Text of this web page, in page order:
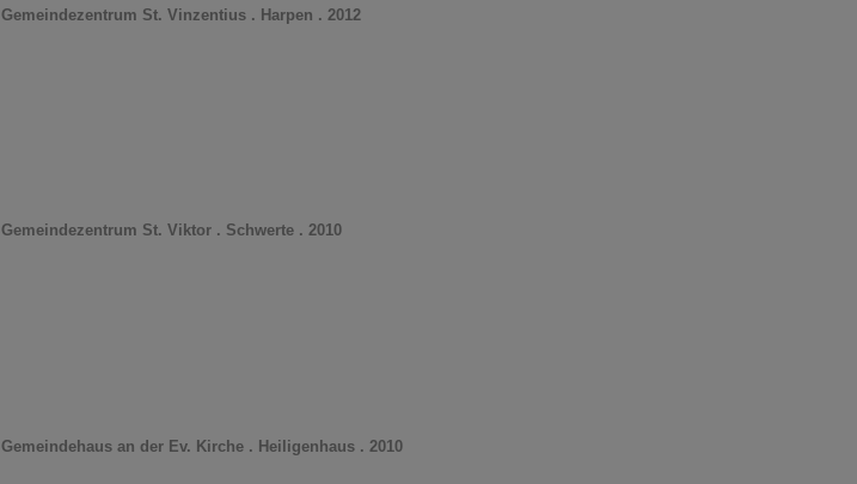
Gemeindezentrum St. Vinzentius . Harpen . 2012
Gemeindezentrum St. Viktor . Schwerte . 2010
Gemeindehaus an der Ev. Kirche . Heiligenhaus . 2010